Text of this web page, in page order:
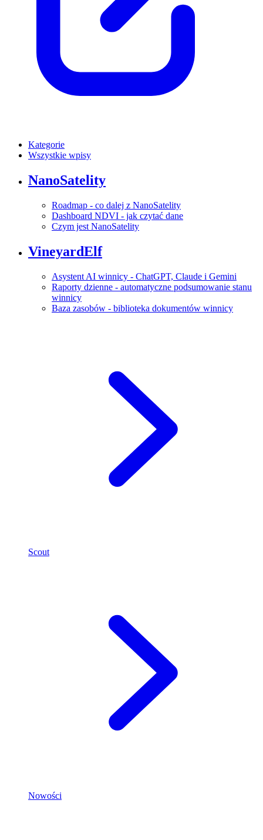
Kategorie
Wszystkie wpisy
NanoSatelity
Roadmap - co dalej z NanoSatelity
Dashboard NDVI - jak czytać dane
Czym jest NanoSatelity
VineyardElf
Asystent AI winnicy - ChatGPT, Claude i Gemini
Raporty dzienne - automatyczne podsumowanie stanu
winnicy
Baza zasobów - biblioteka dokumentów winnicy
Scout
Nowości